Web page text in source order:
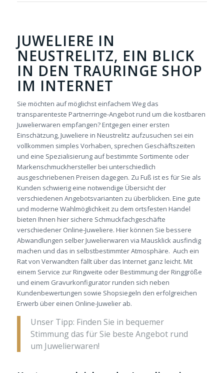
JUWELIERE IN
NEUSTRELITZ, EIN BLICK
IN DEN TRAURINGE SHOP
IM INTERNET
Sie möchten auf möglichst einfachem Weg das
transparenteste Partnerringe-Angebot rund um die kostbaren
Juwelierwaren empfangen? Entgegen einer ersten
Einschätzung, Juweliere in Neustrelitz aufzusuchen sei ein
vollkommen simples Vorhaben, sprechen Geschäftszeiten
und eine Spezialisierung auf bestimmte Sortimente oder
Markenschmuckhersteller bei unterschiedlich
ausgeschriebenen Preisen dagegen. Zu Fuß ist es für Sie als
Kunden schwierig eine notwendige Übersicht der
verschiedenen Angebotsvarianten zu überblicken. Eine gute
und moderne Wahlmöglichkeit zu dem ortsfesten Handel
bieten Ihnen hier sichere Schmuckfachgeschäfte
verschiedener Online-Juweliere. Hier können Sie bessere
Abwandlungen selber Juwelierwaren via Mausklick ausfindig
machen und das in selbstbestimmter Atmosphäre. Auch ein
Rat von Verwandten fällt über das Internet ganz leicht. Mit
einem Service zur Ringweite oder Bestimmung der Ringgröße
und einem Gravurkonfigurator runden sich neben
Kundenbewertungen sowie Shopsiegeln den erfolgreichen
Erwerb über einen Online-Juwelier ab.
Unser Tipp: Finden Sie in bequemer
Stimmung das für Sie beste Angebot rund
um Juwelierwaren!